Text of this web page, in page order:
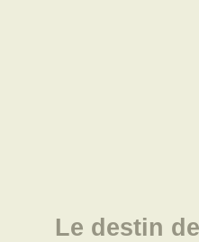
Le destin